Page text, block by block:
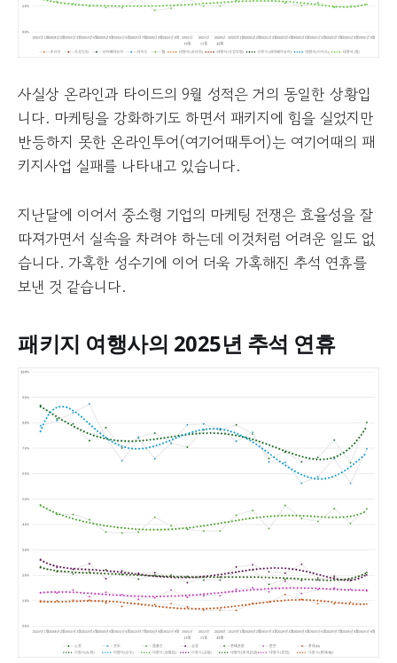
사실상 온라인과 타이드의 9월 성적은 거의 동일한 상황입
니다. 마케팅을 강화하기도 하면서 패키지에 힘을 실었지만
반등하지 못한 온라인투어(여기어때투어)는 여기어때의 패
키지사업 실패를 나타내고 있습니다.
지난달에 이어서 중소형 기업의 마케팅 전쟁은 효율성을 잘
따져가면서 실속을 차려야 하는데 이것처럼 어려운 일도 없
습니다. 가혹한 성수기에 이어 더욱 가혹해진 추석 연휴를
보낸 것 같습니다.
패키지 여행사의 2025년 추석 연휴